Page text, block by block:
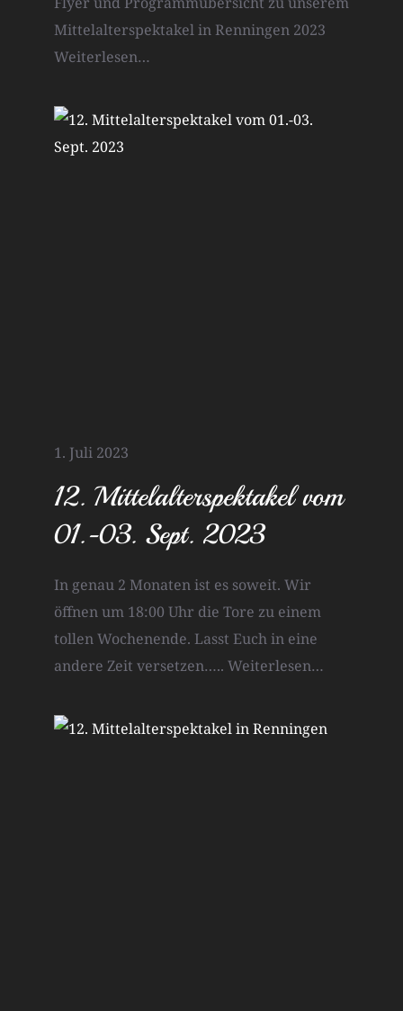
Mittelalterspektakel in Renningen 2023
Weiterlesen…
1. Juli 2023
12. Mittelalterspektakel vom
01.-03. Sept. 2023
In genau 2 Monaten ist es soweit. Wir
öffnen um 18:00 Uhr die Tore zu einem
tollen Wochenende. Lasst Euch in eine
andere Zeit versetzen….. Weiterlesen…